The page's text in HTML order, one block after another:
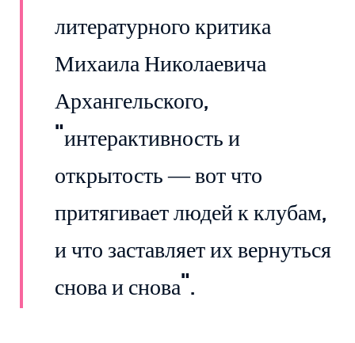
литературного критика
Михаила Николаевича
Архангельского,
"интерактивность и
открытость — вот что
притягивает людей к клубам,
и что заставляет их вернуться
снова и снова".